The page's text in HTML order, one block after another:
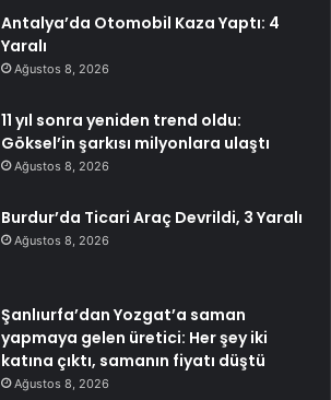
Antalya’da Otomobil Kaza Yaptı: 4
Yaralı
Ağustos 8, 2026
11 yıl sonra yeniden trend oldu:
Göksel’in şarkısı milyonlara ulaştı
Ağustos 8, 2026
Burdur’da Ticari Araç Devrildi, 3 Yaralı
Ağustos 8, 2026
Şanlıurfa’dan Yozgat’a saman
yapmaya gelen üretici: Her şey iki
katına çıktı, samanın fiyatı düştü
Ağustos 8, 2026